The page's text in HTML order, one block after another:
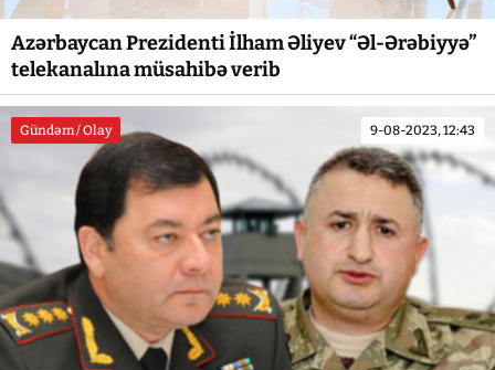
Azərbaycan Prezidenti İlham Əliyev “Əl-Ərəbiyyə”
telekanalına müsahibə verib
Gündəm / Olay 9-08-2023, 12:43